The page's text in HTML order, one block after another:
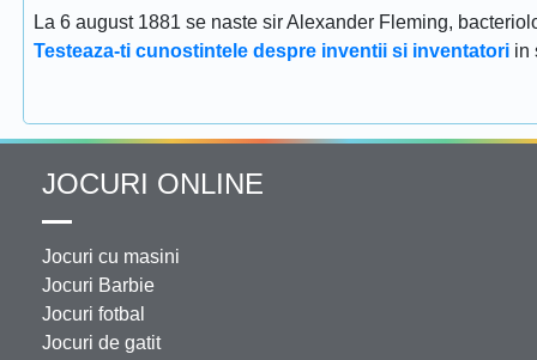
La 6 august 1881 se naste sir Alexander Fleming,
Testeaza-ti cunostintele despre inventii si inventatori in
JOCURI ONLINE
Jocuri cu masini
Jocuri Barbie
Jocuri fotbal
Jocuri de gatit